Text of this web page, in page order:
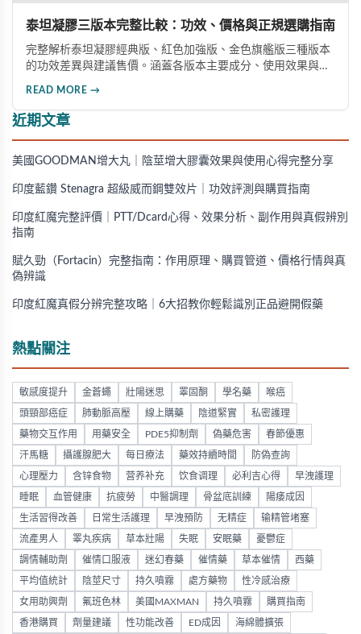
泰坦凝膠三版本完整比較：功效、價格與正規選購指南
完整解析泰坦凝膠經典版、紅色加強版、金色旗艦版三種版本
的功效差異與建議售價。涵蓋各版本主要成分、使用效果與適
READ MORE →
近期文章
美國GOODMAN增大丸｜陰莖增大膠囊效果與使用心得完整分享
印度藍鑽 Stenagra 超級威而鋼雙效片｜功效評測與購買指南
印度紅魔完整評價｜PTT/Dcard心得、效果分析、副作用與真假辨別
指南
賦久勁（Fortacin）完整指南：作用原理、購買管道、價格行情與真
偽辨識
印度紅魔真假分辨完整攻略｜6大招教你輕鬆識別正品避開假藥
熱點關注
敏感度提升 金蒼蠅 壯陽迷思 睪固酮 學名藥 喉癌
頭頸部癌症 肺動脈高壓 線上購藥 陰道緊實 私密護理
藥物交互作用 用藥安全 PDE5抑制劑 偽藥危害 春節優惠
汗馬糖 攝護腺肥大 每日療法 藥效持續時間 防偽查詢
心理壓力 含锌食物 营养补充 饮食调理 必利吉心得 早洩護理
睡眠 血管健康 抗疲勞 中醫調理 骨盆底訓練 陽痿成因
生活習得改善 日常生活護理 早洩預防 无精症 输精管堵塞
流產男人 睪丸疾病 草本壯陽 失眠 安眠藥 憂鬱症
調情輔助劑 催情口服液 迷幻春藥 催情藥 草本催情 西藥
平均值統計 陰莖尺寸 持久噴霧 處方藥物 性冷感治療
女用助興劑 氟班色林 美國MAXMAN 持久噴霧 購買指南
香港購買 劑量建議 性功能改善 ED成因 海綿體擴張